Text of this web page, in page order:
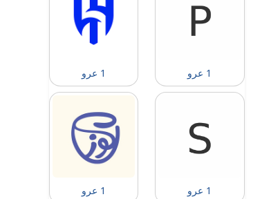
1 عرو 1 عرو
1 عرو 1 عرو